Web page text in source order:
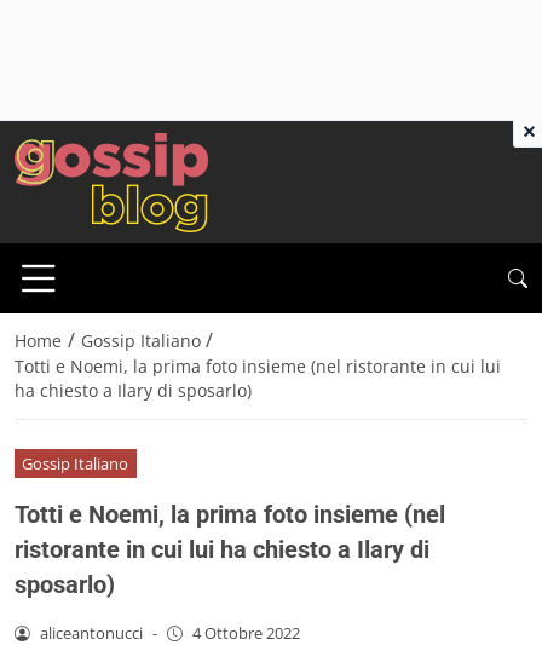
Home / Gossip Italiano /
Totti e Noemi, la prima foto insieme (nel ristorante in cui lui
ha chiesto a Ilary di sposarlo)
Gossip Italiano
Totti e Noemi, la prima foto insieme (nel
ristorante in cui lui ha chiesto a Ilary di
sposarlo)
aliceantonucci - 4 Ottobre 2022
×